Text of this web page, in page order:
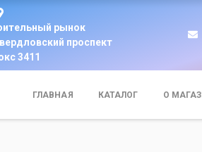
рынок
проспект
3411
ГЛАВНАЯ КАТАЛОГ О